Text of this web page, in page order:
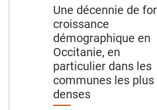
Une décennie de
croissance
démographique en
Occitanie, en
particulier dans les
communes les plus
denses